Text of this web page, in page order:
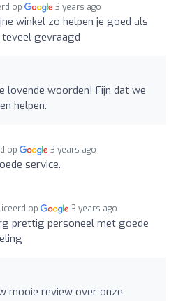
op 3 years ago
winkel zo helpen je goed als
gevraagd
lovende woorden! Fijn dat we
helpen.
op 3 years ago
service.
op 3 years ago
prettig personeel met goede
mooie review over onze